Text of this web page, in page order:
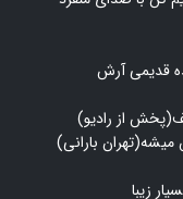
زیبا